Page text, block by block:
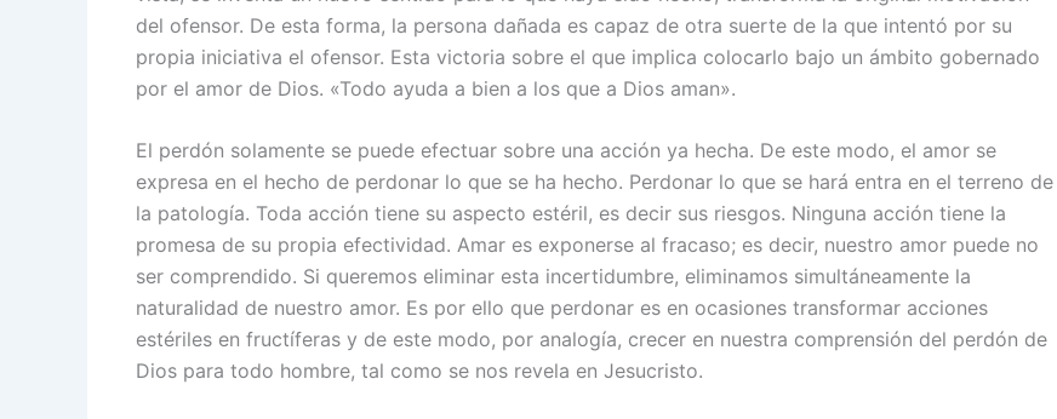
del ofensor. De esta forma, la persona dañada es capaz de otra suerte de la que intentó por su
propia iniciativa el ofensor. Esta victoria sobre el que implica colocarlo bajo un ámbito gobernado
por el amor de Dios. «Todo ayuda a bien a los que a Dios aman».
El perdón solamente se puede efectuar sobre una acción ya hecha. De este modo, el amor se
expresa en el hecho de perdonar lo que se ha hecho. Perdonar lo que se hará entra en el terreno de
la patología. Toda acción tiene su aspecto estéril, es decir sus riesgos. Ninguna acción tiene la
promesa de su propia efectividad. Amar es exponerse al fracaso; es decir, nuestro amor puede no
ser comprendido. Si queremos eliminar esta incertidumbre, eliminamos simultáneamente la
naturalidad de nuestro amor. Es por ello que perdonar es en ocasiones transformar acciones
estériles en fructíferas y de este modo, por analogía, crecer en nuestra comprensión del perdón de
Dios para todo hombre, tal como se nos revela en Jesucristo.